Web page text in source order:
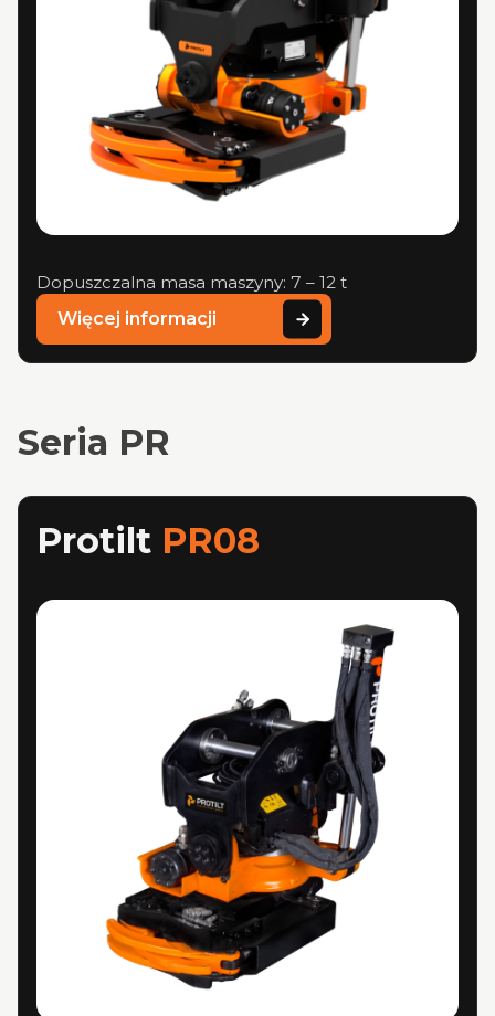
Dopuszczalna masa maszyny: 7 – 12 t
Więcej informacji
Seria PR
Protilt PR08